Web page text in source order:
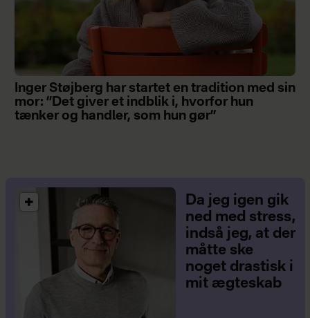
Inger Støjberg har startet en tradition med sin
mor: ”Det giver et indblik i, hvorfor hun
tænker og handler, som hun gør”
Da jeg igen gik
ned med stress,
indså jeg, at der
måtte ske
noget drastisk i
mit ægteskab